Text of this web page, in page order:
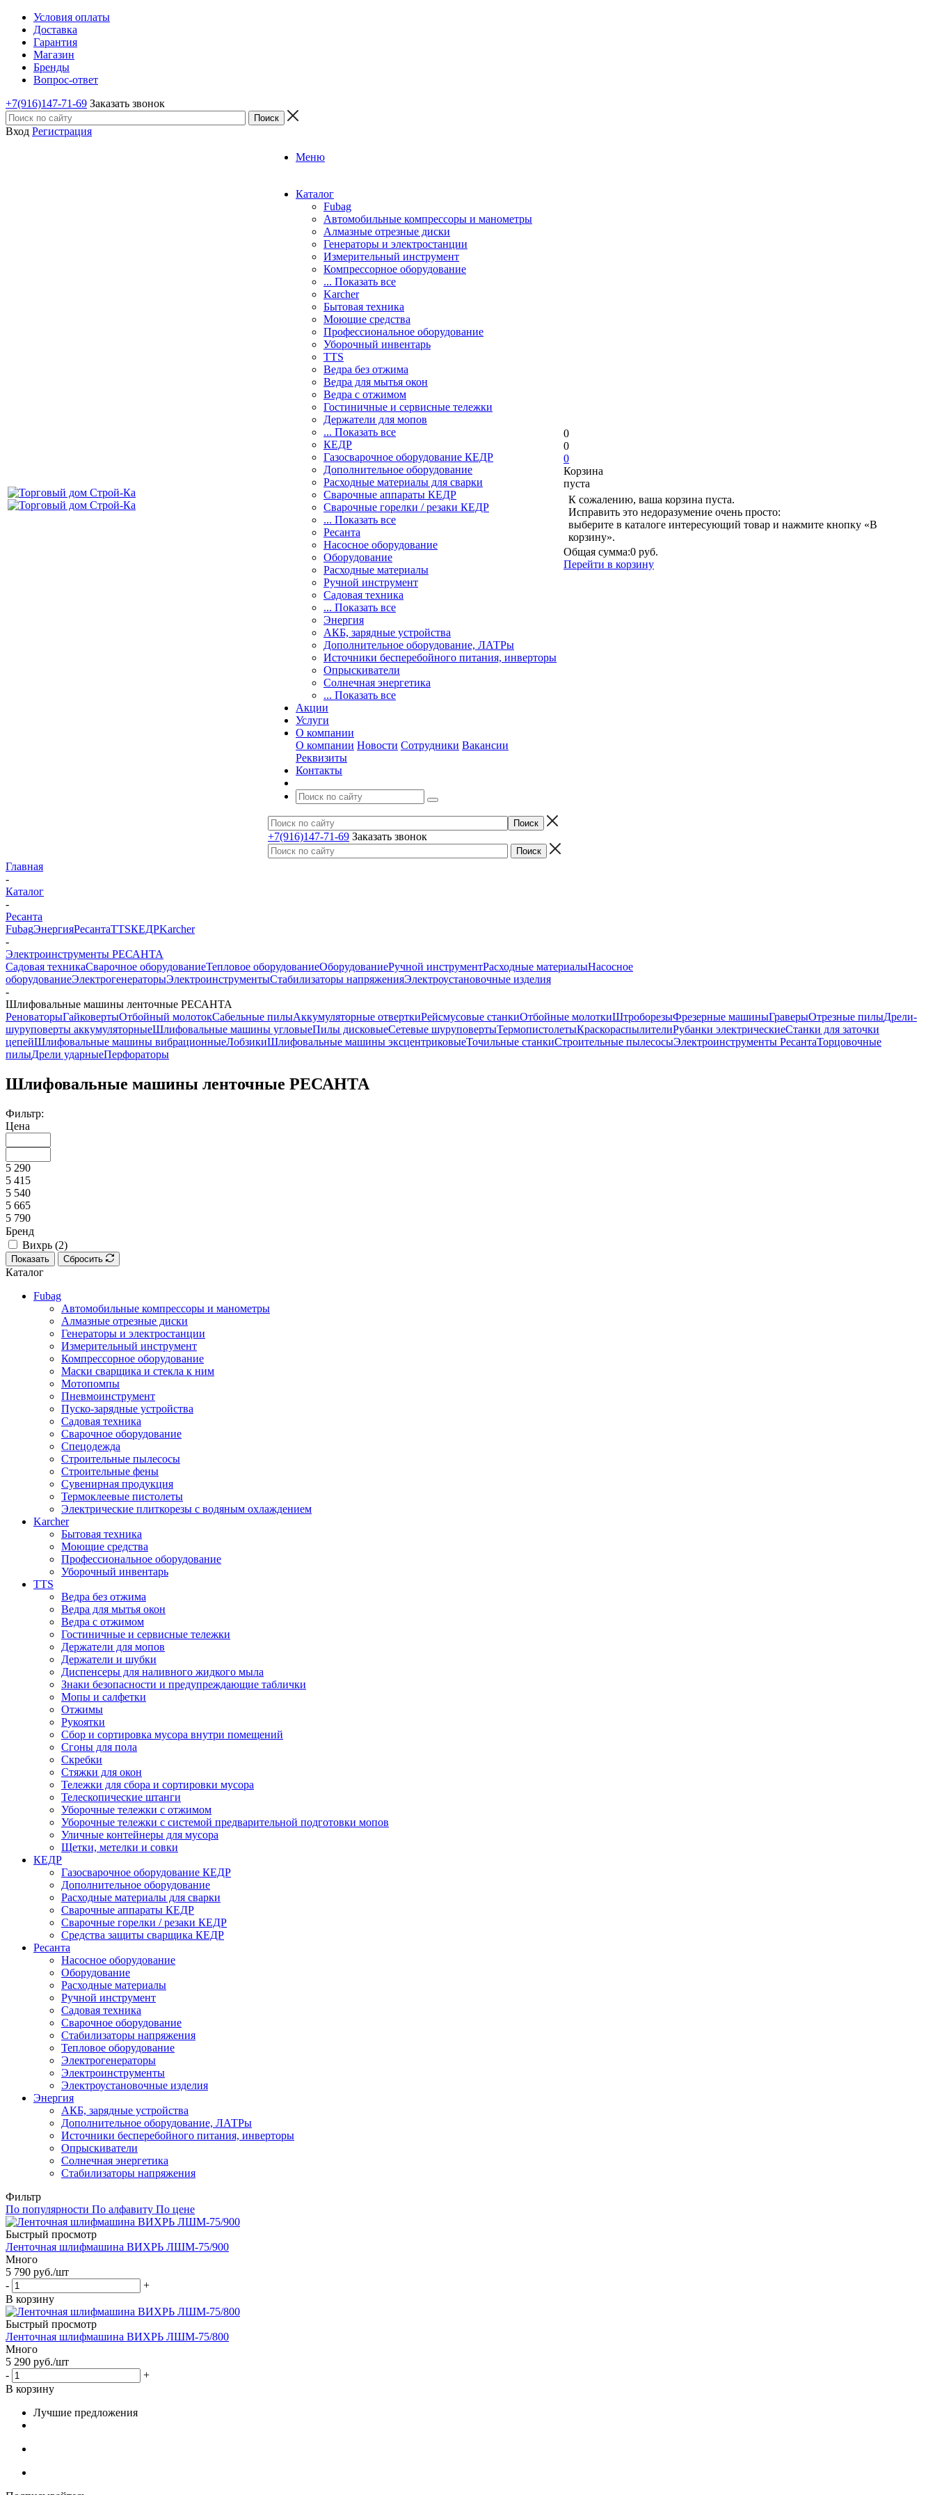
Условия оплаты
Доставка
Гарантия
Магазин
Бренды
Вопрос-ответ
+7(916)147-71-69 Заказать звонок
Вход Регистрация
Меню
Каталог
Fubag
Автомобильные компрессоры и манометры
Алмазные отрезные диски
Генераторы и электростанции
Измерительный инструмент
Компрессорное оборудование
... Показать все
Karcher
Бытовая техника
Моющие средства
Профессиональное оборудование
Уборочный инвентарь
TTS
Ведра без отжима
Ведра для мытья окон
Ведра с отжимом
Гостиничные и сервисные тележки
Держатели для мопов
... Показать все
КЕДР
Газосварочное оборудование КЕДР
Дополнительное оборудование
Расходные материалы для сварки
Сварочные аппараты КЕДР
Сварочные горелки / резаки КЕДР
... Показать все
Ресанта
Насосное оборудование
Оборудование
Расходные материалы
Ручной инструмент
Садовая техника
... Показать все
Энергия
АКБ, зарядные устройства
Дополнительное оборудование, ЛАТРы
Источники бесперебойного питания, инверторы
Опрыскиватели
Солнечная энергетика
... Показать все
Акции
Услуги
О компании
О компании Новости Сотрудники Вакансии
Реквизиты
Контакты
+7(916)147-71-69 Заказать звонок
0
0
0
Корзина
пуста
К сожалению, ваша корзина пуста.
Исправить это недоразумение очень просто:
выберите в каталоге интересующий товар и нажмите кнопку «В
корзину».
Общая сумма:0 руб.
Перейти в корзину
Главная
-
Каталог
-
Ресанта
FubagЭнергияРесантаTTSКЕДРKarcher
-
Электроинструменты РЕСАНТА
Садовая техникаСварочное оборудованиеТепловое оборудованиеОборудованиеРучной инструментРасходные материалыНасосное
оборудованиеЭлектрогенераторыЭлектроинструментыСтабилизаторы напряженияЭлектроустановочные изделия
-
Шлифовальные машины ленточные РЕСАНТА
РеноваторыГайковертыОтбойный молотокСабельные пилыАккумуляторные отверткиРейсмусовые станкиОтбойные молоткиШтроборезыФрезерные машиныГраверыОтрезные пилыДрели-
шуруповерты аккумуляторныеШлифовальные машины угловыеПилы дисковыеСетевые шуруповертыТермопистолетыКраскораспылителиРубанки электрическиеСтанки для заточки
цепейШлифовальные машины вибрационныеЛобзикиШлифовальные машины эксцентриковыеТочильные станкиСтроительные пылесосыЭлектроинструменты РесантаТорцовочные
пилыДрели ударныеПерфораторы
Шлифовальные машины ленточные РЕСАНТА
Фильтр:
Цена
5 290
5 415
5 540
5 665
5 790
Бренд
Вихрь (2)
Показать Сбросить
Каталог
Fubag
Автомобильные компрессоры и манометры
Алмазные отрезные диски
Генераторы и электростанции
Измерительный инструмент
Компрессорное оборудование
Маски сварщика и стекла к ним
Мотопомпы
Пневмоинструмент
Пуско-зарядные устройства
Садовая техника
Сварочное оборудование
Спецодежда
Строительные пылесосы
Строительные фены
Сувенирная продукция
Термоклеевые пистолеты
Электрические плиткорезы с водяным охлаждением
Karcher
Бытовая техника
Моющие средства
Профессиональное оборудование
Уборочный инвентарь
TTS
Ведра без отжима
Ведра для мытья окон
Ведра с отжимом
Гостиничные и сервисные тележки
Держатели для мопов
Держатели и шубки
Диспенсеры для наливного жидкого мыла
Знаки безопасности и предупреждающие таблички
Мопы и салфетки
Отжимы
Рукоятки
Сбор и сортировка мусора внутри помещений
Сгоны для пола
Скребки
Стяжки для окон
Тележки для сбора и сортировки мусора
Телескопические штанги
Уборочные тележки с отжимом
Уборочные тележки с системой предварительной подготовки мопов
Уличные контейнеры для мусора
Щетки, метелки и совки
КЕДР
Газосварочное оборудование КЕДР
Дополнительное оборудование
Расходные материалы для сварки
Сварочные аппараты КЕДР
Сварочные горелки / резаки КЕДР
Средства защиты сварщика КЕДР
Ресанта
Насосное оборудование
Оборудование
Расходные материалы
Ручной инструмент
Садовая техника
Сварочное оборудование
Стабилизаторы напряжения
Тепловое оборудование
Электрогенераторы
Электроинструменты
Электроустановочные изделия
Энергия
АКБ, зарядные устройства
Дополнительное оборудование, ЛАТРы
Источники бесперебойного питания, инверторы
Опрыскиватели
Солнечная энергетика
Стабилизаторы напряжения
Фильтр
По популярности По алфавиту По цене
Быстрый просмотр
Ленточная шлифмашина ВИХРЬ ЛШМ-75/900
Много
5 790 руб./шт
-
+
В корзину
Быстрый просмотр
Ленточная шлифмашина ВИХРЬ ЛШМ-75/800
Много
5 290 руб./шт
-
+
В корзину
Лучшие предложения